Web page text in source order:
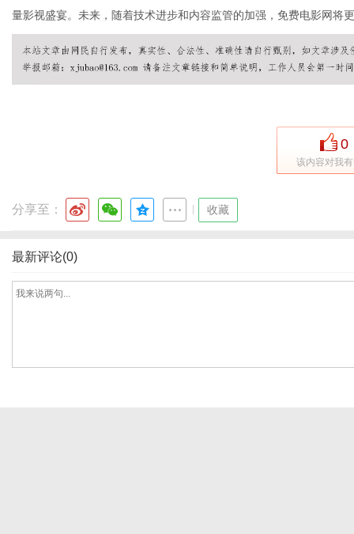
量影视盛宴。未来，随着技术进步和内容监管的加强，免费电影网将
0
该内容对我
分享至： 收藏
最新评论(0)